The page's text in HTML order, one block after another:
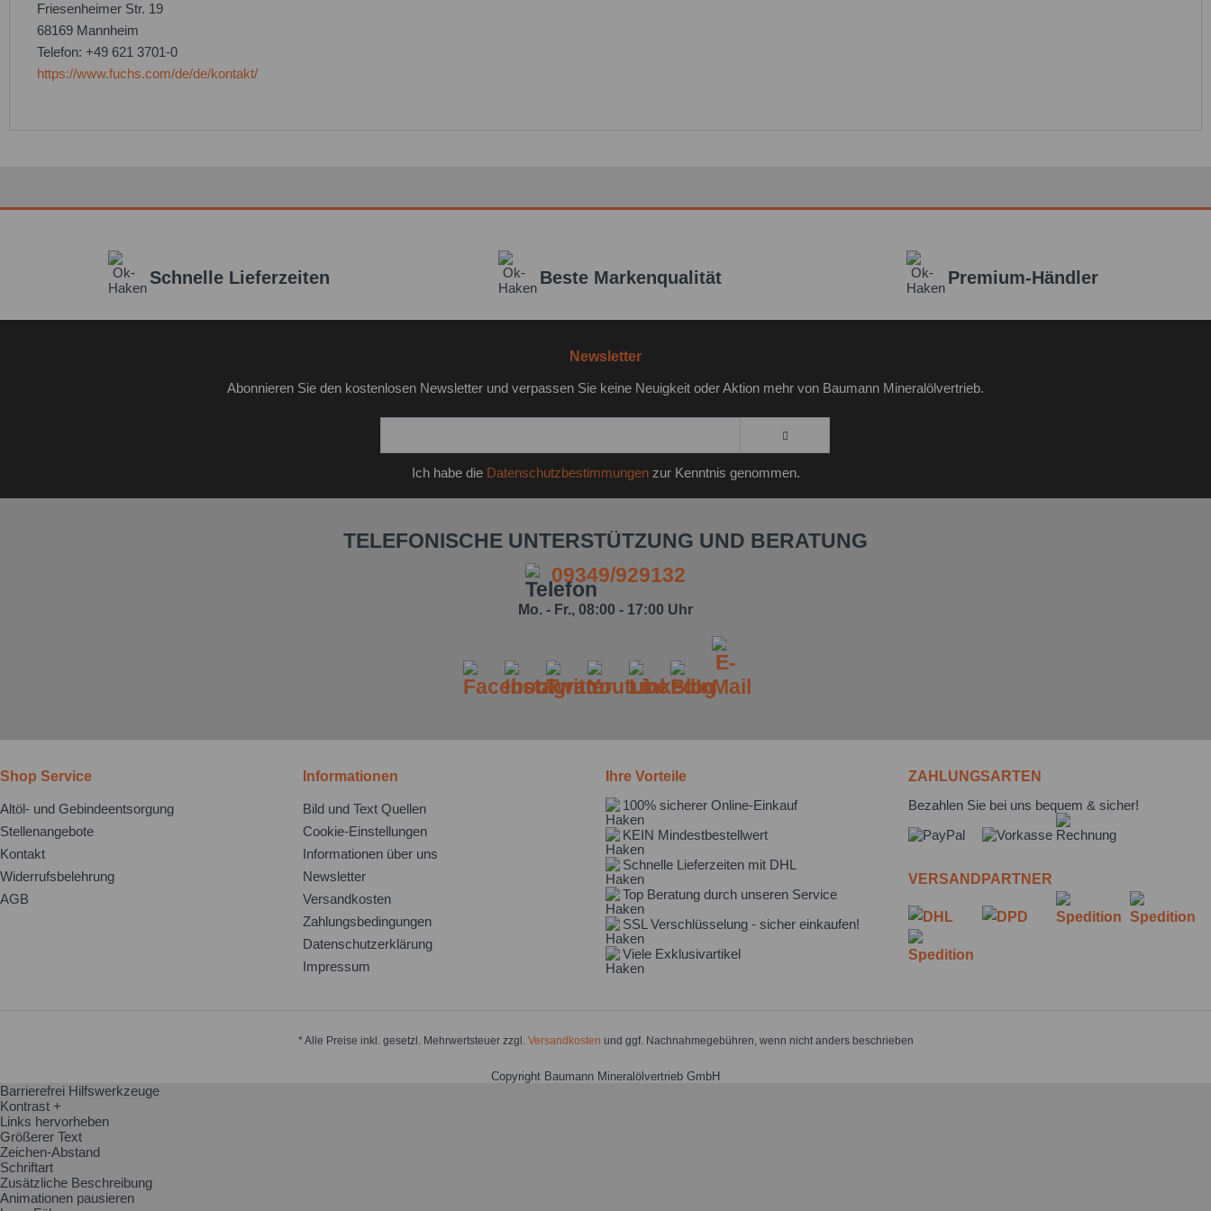
Friesenheimer Str. 19
68169 Mannheim
Telefon: +49 621 3701-0
https://www.fuchs.com/de/de/kontakt/
Schnelle Lieferzeiten Beste Markenqualität Premium-Händler
Newsletter
Abonnieren Sie den kostenlosen Newsletter und verpassen Sie keine Neuigkeit oder Aktion mehr von Baumann Mineralölvertrieb.
Ich habe die Datenschutzbestimmungenzur Kenntnis genommen.
TELEFONISCHE UNTERSTÜTZUNG UND BERATUNG
09349/929132
Mo. - Fr., 08:00 - 17:00 Uhr
Shop Service
Altöl- und Gebindeentsorgung
Stellenangebote
Kontakt
Widerrufsbelehrung
AGB
Informationen
Bild und Text Quellen
Cookie-Einstellungen
Informationen über uns
Newsletter
Versandkosten
Zahlungsbedingungen
Datenschutzerklärung
Impressum
Ihre Vorteile
100% sicherer Online-Einkauf
KEIN Mindestbestellwert
Schnelle Lieferzeiten mit DHL
Top Beratung durch unseren Service
SSL Verschlüsselung - sicher einkaufen!
Viele Exklusivartikel
ZAHLUNGSARTEN
Bezahlen Sie bei uns bequem & sicher!
VERSANDPARTNER
* Alle Preise inkl. gesetzl. Mehrwertsteuer zzgl. Versandkosten und ggf. Nachnahmegebühren, wenn nicht anders beschrieben
Copyright Baumann Mineralölvertrieb GmbH
Barrierefrei Hilfswerkzeuge
Kontrast +
Links hervorheben
Größerer Text
Zeichen-Abstand
Schriftart
Zusätzliche Beschreibung
Animationen pausieren